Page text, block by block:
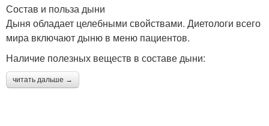
Состав и польза дыни
Дыня обладает целебными свойствами. Диетологи всего
мира включают дыню в меню пациентов.
Наличие полезных веществ в составе дыни:
читать дальше →